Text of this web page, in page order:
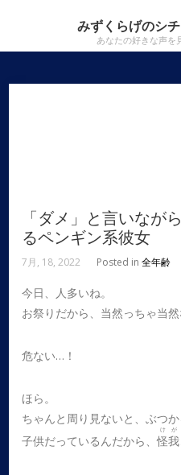
みずくらげのシ
あなたの好きな声を
「ダメ」と言いなが
るペンギン系彼女
7月, 18, 2022 Posted in全年齢
今日、人多いね。
お祭りだから、当然っちゃ当然
危ない…！
ほら。
ちゃんと周り見ないと、ぶつか
子供だっているんだから、怪我
けが